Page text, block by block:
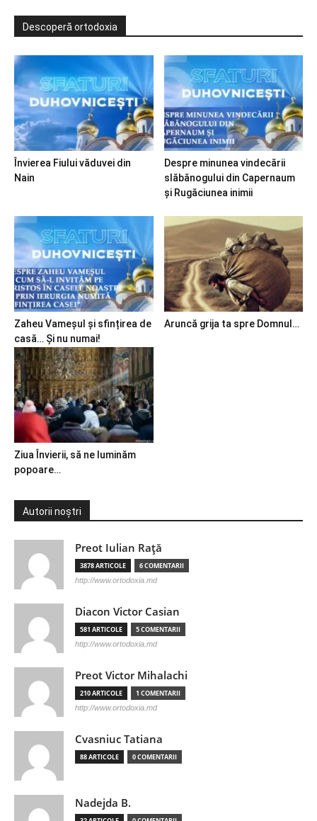
Descoperă ortodoxia
Învierea Fiului văduvei din
Nain
Despre minunea vindecării
slăbănogului din Capernaum
și Rugăciunea inimii
Zaheu Vameșul și sfințirea de
casă… Și nu numai!
Aruncă grija ta spre Domnul…
Ziua Învierii, să ne luminăm
popoare…
Autorii noștri
Preot Iulian Raţă
3878 ARTICOLE 6 COMENTARII
http://www.ortodoxia.md
Diacon Victor Casian
581 ARTICOLE 5 COMENTARII
http://www.ortodoxia.md
Preot Victor Mihalachi
210 ARTICOLE 1 COMENTARII
http://www.ortodoxia.md
Cvasniuc Tatiana
88 ARTICOLE 0 COMENTARII
Nadejda B.